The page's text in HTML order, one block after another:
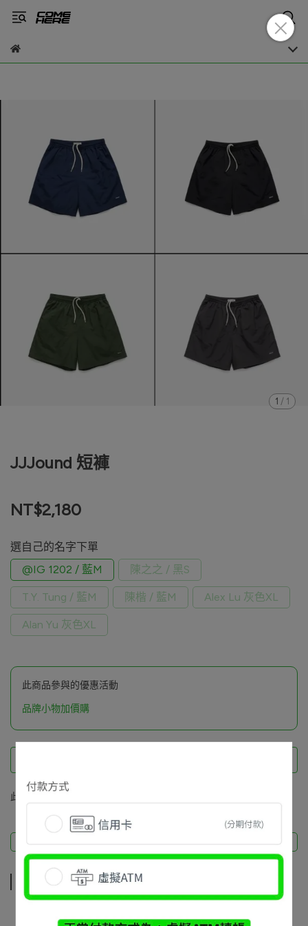
1 / 1
JJJound 短褲
NT$2,180
選自己的名字下單
@IG 1202 / 藍M
陳之之 / 黑S
T.Y. Tung / 藍M 陳楷 / 藍M Alex Lu 灰色XL
Alan Yu 灰色XL
此商品參與的優惠活動
品牌小物加價購
此商品 「 最高 」可以折抵紅利
商品描述
商品描述